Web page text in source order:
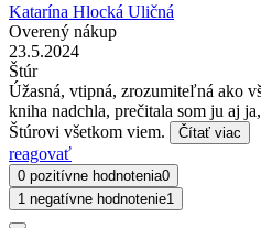
Katarína Hlocká Uličná
Overený nákup
23.5.2024
Štúr
Úžasná, vtipná, zrozumiteľná ako
kniha nadchla, prečitala som ju aj
Štúrovi všetkom viem.
Čítať viac
reagovať
0 pozitívne hodnotenia0
1 negatívne hodnotenie1